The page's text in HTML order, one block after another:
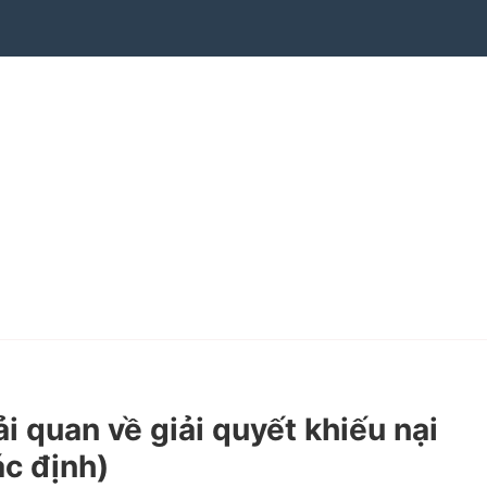
quan về giải quyết khiếu nại
định)